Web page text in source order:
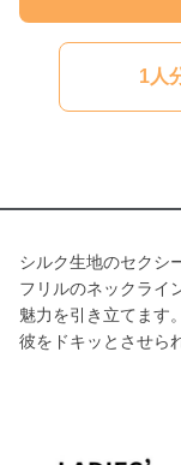
1人
シルク生地のセクシ
フリルのネックライ
魅力を引き立てます。
彼をドキッとさせら